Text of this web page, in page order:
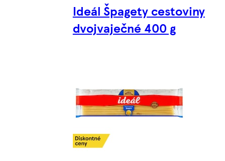
Ideál Špagety cestoviny
dvojvaječné 400 g